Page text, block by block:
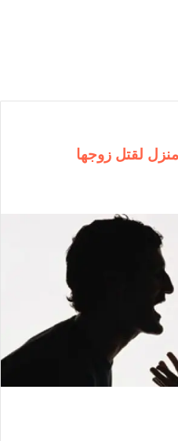
لقتل زوجها